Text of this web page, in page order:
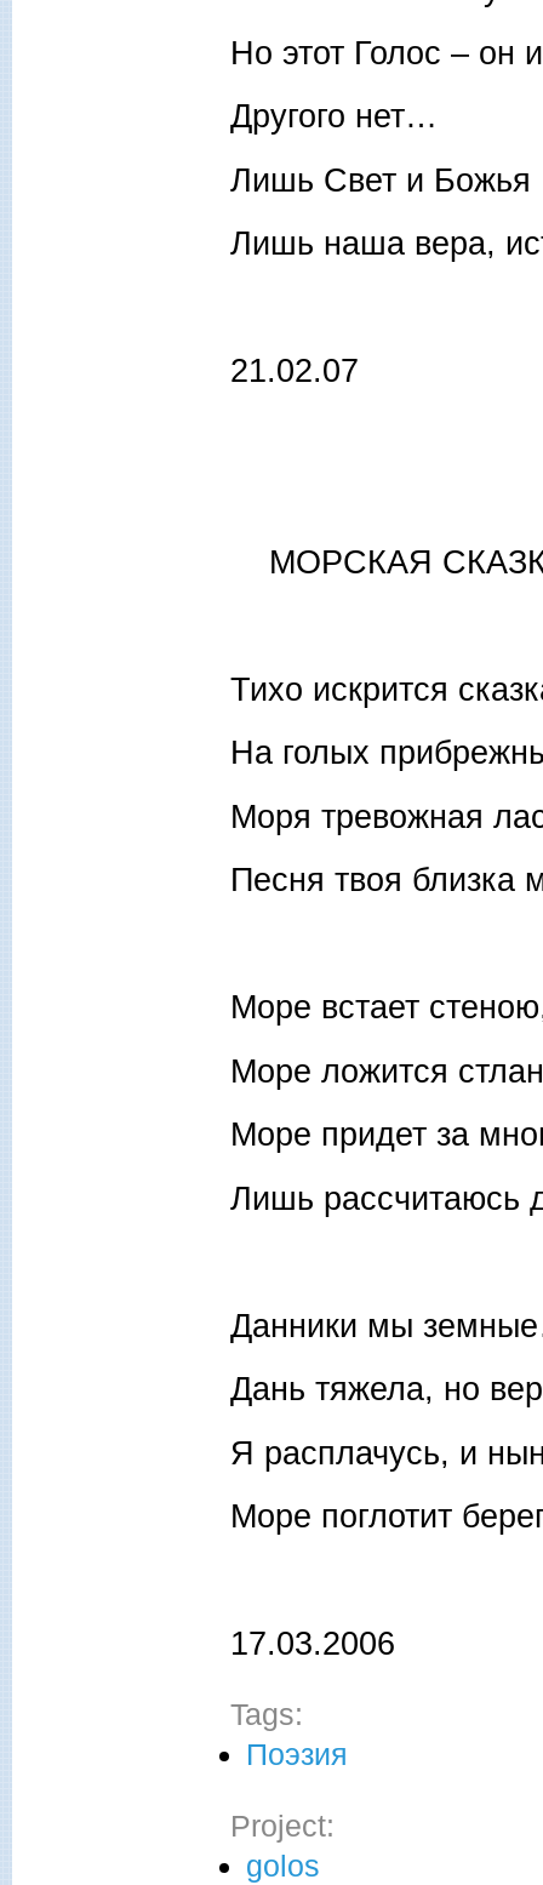
Но этот Голос – он
Другого нет…
Лишь Свет и Божья
Лишь наша вера,
21.02.07
МОРСКАЯ
Тихо искрится
На голых
Моря тревожная
Песня твоя близка
Море встает
Море ложится
Море придет за
Лишь рассчитаюсь
Данники мы
Дань тяжела, но
Я расплачусь, и
Море поглотит
17.03.2006
Tags:
Поэзия
Project:
golos